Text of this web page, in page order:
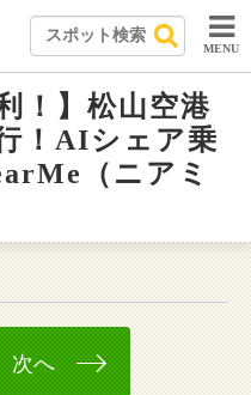
MENU
！】松山空港
！AIシェア乗
（ニアミ
次へ